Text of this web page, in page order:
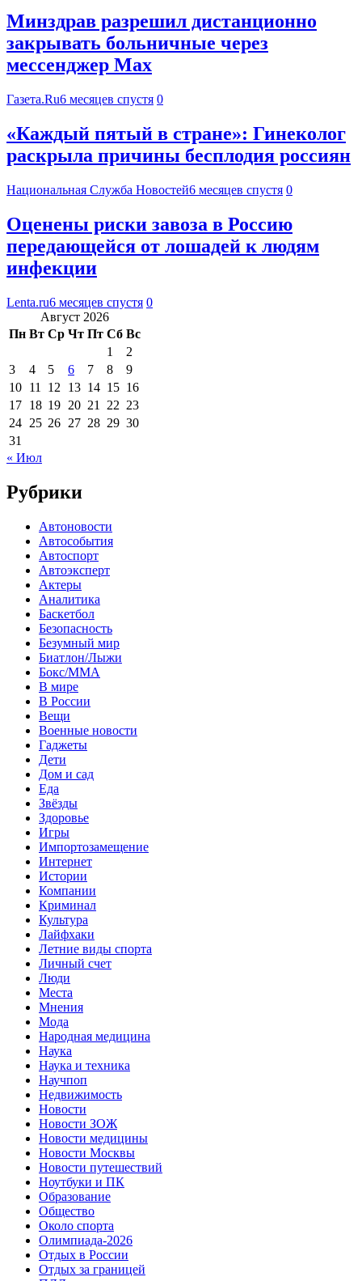
Минздрав разрешил дистанционно
закрывать больничные через
мессенджер Max
Газета.Ru6 месяцев спустя 0
«Каждый пятый в стране»: Гинеколог
раскрыла причины бесплодия россиян
Национальная Служба Новостей6 месяцев спустя 0
Оценены риски завоза в Россию
передающейся от лошадей к людям
инфекции
Lenta.ru6 месяцев спустя 0
Август 2026
Пн Вт Ср Чт Пт Сб Вс
1
2
3
4 5 6 7 8
9
10 11 12 13 14 15 16
17 18 19 20 21 22 23
24 25 26 27 28 29 30
31
« Июл
Рубрики
Автоновости
Автособытия
Автоспорт
Автоэксперт
Актеры
Аналитика
Баскетбол
Безопасность
Безумный мир
Биатлон/Лыжи
Бокс/MMA
В мире
В России
Вещи
Военные новости
Гаджеты
Дети
Дом и сад
Еда
Звёзды
Здоровье
Игры
Импортозамещение
Интернет
Истории
Компании
Криминал
Культура
Лайфхаки
Летние виды спорта
Личный счет
Люди
Места
Мнения
Мода
Народная медицина
Наука
Наука и техника
Научпоп
Недвижимость
Новости
Новости ЗОЖ
Новости медицины
Новости Москвы
Новости путешествий
Ноутбуки и ПК
Образование
Общество
Около спорта
Олимпиада-2026
Отдых в России
Отдых за границей